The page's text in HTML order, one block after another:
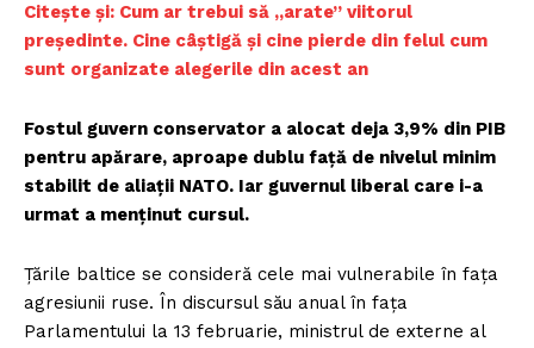
Citește și: Cum ar trebui să „arate” viitorul
președinte. Cine câștigă și cine pierde din felul cum
sunt organizate alegerile din acest an
Fostul guvern conservator a alocat deja 3,9% din PIB
pentru apărare, aproape dublu față de nivelul minim
stabilit de aliații NATO. Iar guvernul liberal care i-a
urmat a menținut cursul.
Țările baltice se consideră cele mai vulnerabile în fața
agresiunii ruse. În discursul său anual în fața
Parlamentului la 13 februarie, ministrul de externe al